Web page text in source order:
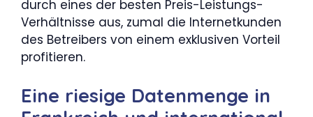
durch eines der besten Preis-Leistungs-
Verhältnisse aus, zumal die Internetkunden
des Betreibers von einem exklusiven Vorteil
profitieren.
Eine riesige Datenmenge in